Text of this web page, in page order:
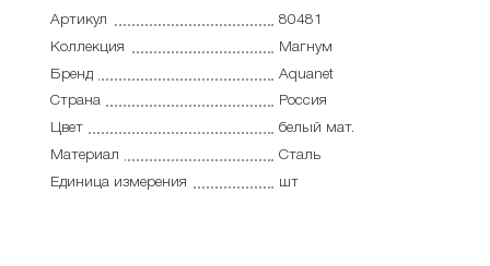
Артикул
80481
Коллекция
Магнум
Бренд
Aquanet
Страна
Россия
Цвет
белый мат.
Материал
Сталь
Единица измерения
шт